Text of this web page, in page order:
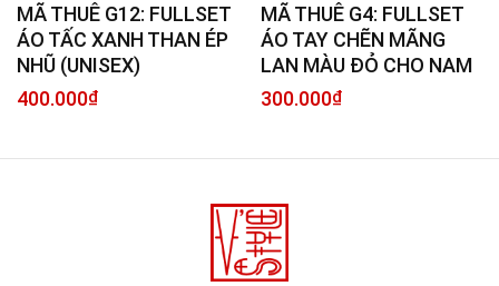
MÃ THUÊ G12: FULLSET
ÁO TẤC XANH THAN ÉP
NHŨ (UNISEX)
400.000₫
MÃ THUÊ G4: FULLSET
ÁO TAY CHẼN MÃNG
LAN MÀU ĐỎ CHO NAM
300.000₫